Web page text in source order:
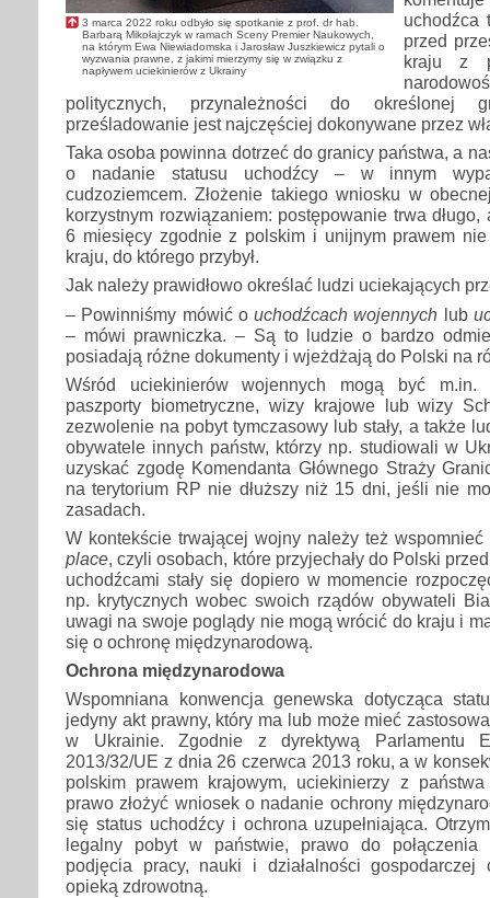
3 marca 2022 roku odbyło się spotkanie z prof. dr hab.
Barbarą Mikołajczyk w ramach Sceny Premier Naukowych,
na którym Ewa Niewiadomska i Jarosław Juszkiewicz pytali o
wyzwania prawne, z jakimi mierzymy się w związku z
napływem uciekinierów z Ukrainy
uchodźca
przed
kraju z
politycznych, przynależności do określonej
prześladowanie jest najczęściej dokonywane przez
Taka osoba powinna dotrzeć do granicy państwa, a
o nadanie statusu uchodźcy – w innym
cudzoziemcem. Złożenie takiego wniosku w
korzystnym rozwiązaniem: postępowanie trwa
6 miesięcy zgodnie z polskim i unijnym prawem
kraju, do którego przybył.
Jak należy prawidłowo określać ludzi uciekających
– Powinniśmy mówić o uchodźcach wojennych lub
– mówi prawniczka. – Są to ludzie o bardzo
posiadają różne dokumenty i wjeżdżają do Polski na
Wśród uciekinierów wojennych mogą być m.in.
paszporty biometryczne, wizy krajowe lub wizy
zezwolenie na pobyt tymczasowy lub stały, a także
obywatele innych państw, którzy np. studiowali w
uzyskać zgodę Komendanta Głównego Straży
na terytorium RP nie dłuższy niż 15 dni, jeśli nie
zasadach.
W kontekście trwającej wojny należy też
place, czyli osobach, które przyjechały do Polski
uchodźcami stały się dopiero w momencie
np. krytycznych wobec swoich rządów obywateli
uwagi na swoje poglądy nie mogą wrócić do kraju i
się o ochronę międzynarodową.
Ochrona międzynarodowa
Wspomniana konwencja genewska dotycząca
jedyny akt prawny, który ma lub może mieć
w Ukrainie. Zgodnie z dyrektywą Parlamentu
2013/32/UE z dnia 26 czerwca 2013 roku, a w
polskim prawem krajowym, uciekinierzy z
prawo złożyć wniosek o nadanie ochrony
się status uchodźcy i ochrona uzupełniająca.
legalny pobyt w państwie, prawo do połączenia
podjęcia pracy, nauki i działalności
opieką zdrowotną.